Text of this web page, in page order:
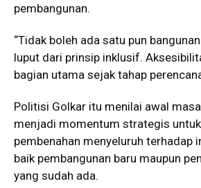
pembangunan.
“Tidak boleh ada satu pun
luput dari prinsip inklusif.
bagian utama sejak tahap
Politisi Golkar itu menilai awal
menjadi momentum strategis
pembenahan menyeluruh terhadap
baik pembangunan baru maupun
yang sudah ada.